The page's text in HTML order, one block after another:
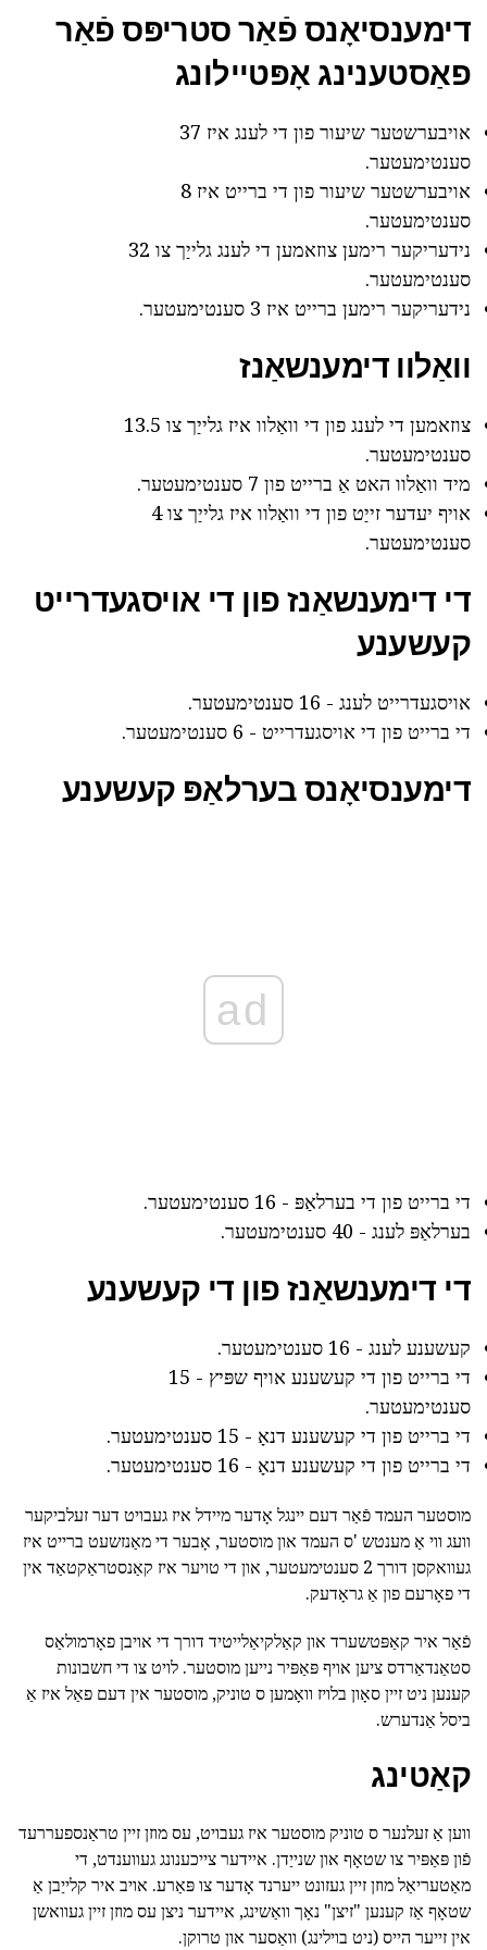
דימענסיאָנס פֿאַר סטריפּס פֿאַר
פאַסטענינג אָפּטיילונג
אויבערשטער שיעור פון די לענג איז 37
סענטימעטער.
אויבערשטער שיעור פון די ברייט איז 8
סענטימעטער.
נידעריקער רימען צוזאמען די לענג גלייַך צו 32
סענטימעטער.
נידעריקער רימען ברייט איז 3 סענטימעטער.
וואַלוו דימענשאַנז
צוזאמען די לענג פון די וואַלוו איז גלייַך צו 13.5
סענטימעטער.
מיד וואַלוו האט אַ ברייט פון 7 סענטימעטער.
אויף יעדער זייַט פון די וואַלוו איז גלייַך צו 4
סענטימעטער.
די דימענשאַנז פון די אויסגעדרייט
קעשענע
אויסגעדרייט לענג - 16 סענטימעטער.
די ברייט פון די אויסגעדרייט - 6 סענטימעטער.
דימענסיאָנס בערלאַפּ קעשענע
ad
די ברייט פון די בערלאַפּ - 16 סענטימעטער.
בערלאַפּ לענג - 40 סענטימעטער.
די דימענשאַנז פון די קעשענע
קעשענע לענג - 16 סענטימעטער.
די ברייט פון די קעשענע אויף שפּיץ - 15
סענטימעטער.
די ברייט פון די קעשענע דנאָ - 15 סענטימעטער.
די ברייט פון די קעשענע דנאָ - 16 סענטימעטער.
מוסטער העמד פֿאַר דעם יינגל אָדער מיידל איז געבויט דער זעלביקער
וועג ווי אַ מענטש 'ס העמד און מוסטער, אָבער די מאַנזשעט ברייט איז
געוואקסן דורך 2 סענטימעטער, און די טויער איז קאַנסטראַקטאַד אין
די פאָרעם פון אַ גראָדעק.
פֿאַר איר קאַפּטשערד און קאַלקיאַלייטיד דורך די אויבן פאָרמולאַס
סטאַנדאַרדס ציען אויף פּאַפּיר נייען מוסטער. לויט צו די חשבונות
קענען ניט זיין סאָון בלויז וואָמען ס טוניק, מוסטער אין דעם פאַל איז אַ
ביסל אַנדערש.
קאַטינג
ווען אַ זעלנער ס טוניק מוסטער איז געבויט, עס מוזן זיין טראַנספעררעד
פֿון פּאַפּיר צו שטאָף און שנייַדן. איידער צייכענונג געווענדט, די
מאַטעריאַל מוזן זיין געזונט ייערנד אָדער צו פּאַרע. אויב איר קלייַבן אַ
שטאָף אַז קענען "זיצן" נאָך וואַשינג, איידער ניצן עס מוזן זיין געוואשן
אין זייער הייס (ניט בוילינג) וואַסער און טרוקן.